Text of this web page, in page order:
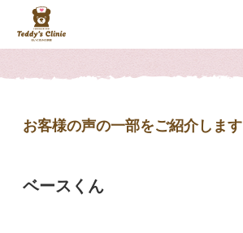
お客様の声の一部をご紹介します
ベースくん